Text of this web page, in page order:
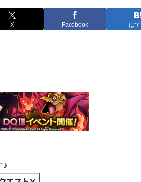
X Facebook は
♪